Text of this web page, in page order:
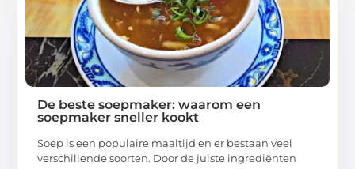
De beste soepmaker: waarom een
soepmaker sneller kookt
Soep is een populaire maaltijd en er bestaan veel
verschillende soorten. Door de juiste ingrediënten